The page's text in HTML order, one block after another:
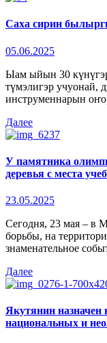
Саха сирин
05.06.2025
Ыам ыйын 30
түмэлигэр учуонай,
инструменнарын
Далее
У памятника
деревья с места
23.05.2025
Сегодня, 23 мая – в
борьбы, на
знаменательное
Далее
Якутянин назначен
национальных и